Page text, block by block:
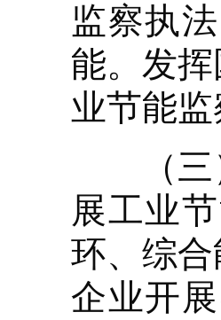
监察执
能。发
业节能
（三）
展工业
环、综
企业开